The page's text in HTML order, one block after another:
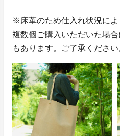
※床革のため仕入れ状況によ
複数個ご購入いただいた場
もあります。ご了承ください